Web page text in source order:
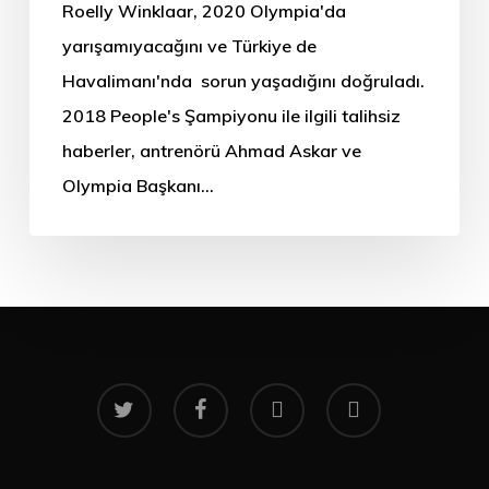
Roelly Winklaar, 2020 Olympia'da
yarışamıyacağını ve Türkiye de
Havalimanı'nda sorun yaşadığını doğruladı.
2018 People's Şampiyonu ile ilgili talihsiz
haberler, antrenörü Ahmad Askar ve
Olympia Başkanı…
twitter facebook youtube instagram